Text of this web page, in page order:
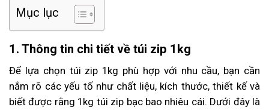
Mục lục
1. Thông tin chi tiết về túi zip 1kg
Để lựa chọn túi zip 1kg phù hợp với nhu cầu, bạn cần
nắm rõ các yếu tố như chất liệu, kích thước, thiết kế và
biết được rằng 1kg túi zip bạc bao nhiêu cái. Dưới đây là